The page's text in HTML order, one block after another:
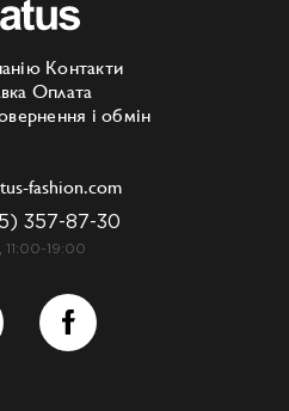
Контакти
Оплата
і обмін
fashion.com
357-87-30
11:00-19:00